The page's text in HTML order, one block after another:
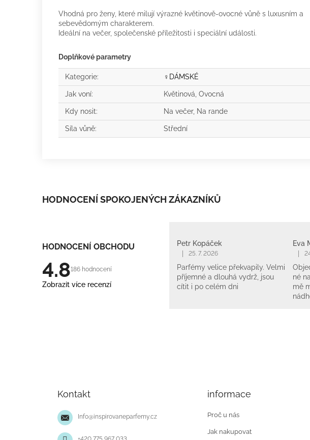
Vhodná pro ženy, které milují výrazné květinově-ovocné vůně s luxusním a
sebevědomým charakterem.
Ideální na večer, společenské příležitosti i speciální události.
Doplňkové parametry
Kategorie: ♀️DÁMSKÉ
Jak voní: Květinová, Ovocná
Kdy nosit: Na večer, Na rande
Síla vůně: Střední
HODNOCENÍ SPOKOJENÝCH ZÁKAZNÍKŮ
HODNOCENÍ OBCHODU
4.8186 hodnocení
Zobrazit více recenzí
Petr Kopáček
25. 7. 2026
Parfémy velice překvapily. Velmi
příjemné a dlouhá vydrž, jsou
cítit i po celém dni
Eva
né
mě
Kontakt
Info@inspirovaneparfemy.cz
informace
Proč u nás
Jak nakupovat